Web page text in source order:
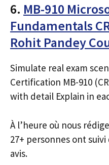
6. MB-910
Fundamentals
Rohit Pandey
Simulate real exam
Certification MB-910
with detail Explain in
À l’heure où nous
27+ personnes ont
avis.